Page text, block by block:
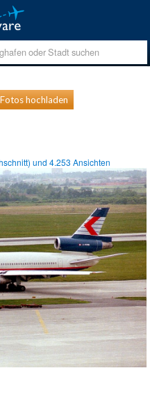
Fotos hochladen
und4.253 Ansichten